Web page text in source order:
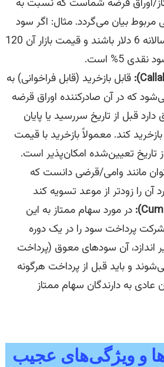
اوراق قرضه شماست که نسبت به
مربوط بیان می‌گردد. مثال: اگر سود
یک سهم ممتاز سالانه 6 دلار باشند و قیمت بازار آن 120
5% است.
قابل بازخرید (قابل فراخوانی) به
که در آن صادرکننده اوراق قرضه
قبل از تاریخ سررسید یا پایان
کند. معمولاً بازخرید با قیمت
تعیین‌شده امکان‌پذیر است.
مانند وامی/قرضی دانست که
آن را زودتر از موعد تسویه کند
در مورد سهام ممتاز به این
پرداخت سود را در یک دوره
اندازد، آن سودهای معوق (پرداخت
و باید قبل از پرداخت هرگونه
عادی به دارندگان سهام ممتاز
و ویژگی‌های عجیب